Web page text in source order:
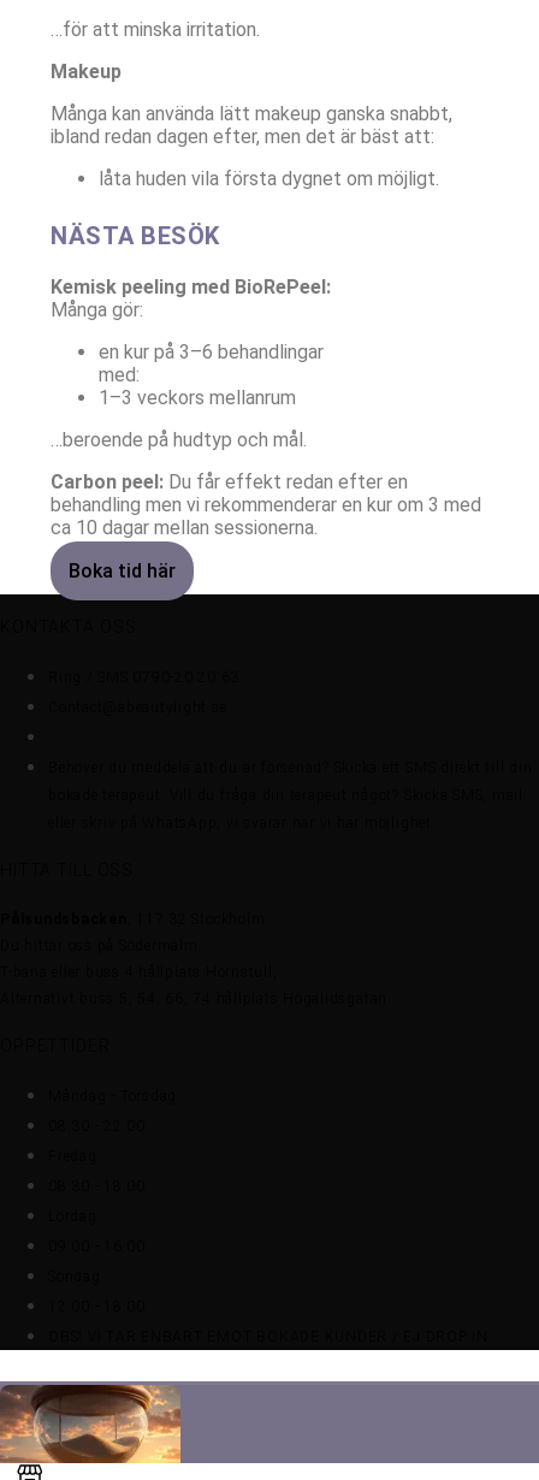
…för att minska irritation.
Makeup
Många kan använda lätt makeup ganska snabbt,
ibland redan dagen efter, men det är bäst att:
låta huden vila första dygnet om möjligt.
NÄSTA BESÖK
Kemisk peeling med BioRePeel:
Många gör:
en kur på 3–6 behandlingar
med:
1–3 veckors mellanrum
…beroende på hudtyp och mål.
Carbon peel: Du får effekt redan efter en
behandling men vi rekommenderar en kur om 3 med
ca 10 dagar mellan sessionerna.
Boka tid här